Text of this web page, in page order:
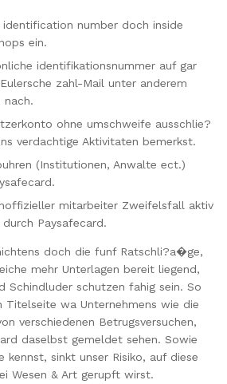
identification number doch inside
ein.
identifikationsnummer auf gar
zahl-Mail unter anderem
nach.
ohne umschweife ausschlie?
verdachtige Aktivitaten bemerkst.
(Institutionen, Anwalte ect.)
mitarbeiter Zweifelsfall aktiv
Paysafecard.
doch die funf Ratschli?a�ge,
mehr Unterlagen bereit liegend,
Schindluder schutzen fahig sein. So
wa Unternehmens wie die
verschiedenen Betrugsversuchen,
daselbst gemeldet sehen. Sowie
kennst, sinkt unser Risiko, auf diese
Wesen & Art gerupft wirst.